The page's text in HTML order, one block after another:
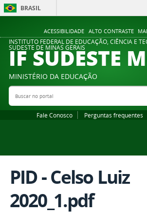
ACESSIBILIDADE ALTO CONTRASTE
BRASIL
INSTITUTO FEDERAL DE EDUCAÇÃO, CIÊNCIA E
SUDESTE DE MINAS GERAIS
IF SUDESTE
MINISTÉRIO DA EDUCAÇÃO
Buscar no portal
Fale Conosco Perguntas frequentes
PID - Celso Luiz
2020_1.pdf